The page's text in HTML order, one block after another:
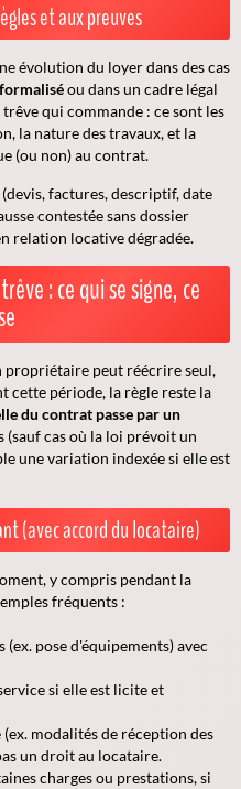
et aux preuves
évolution du loyer dans des cas
ou dans un cadre légal
qui commande : ce sont les
la nature des travaux, et la
(ou non) au contrat.
factures, descriptif, date
contestée sans dossier
relation locative dégradée.
: ce qui se signe, ce
propriétaire peut réécrire seul,
cette période, la règle reste la
du contrat passe par un
(sauf cas où la loi prévoit un
une variation indexée si elle est
(avec accord du locataire)
y compris pendant la
fréquents :
pose d'équipements) avec
si elle est licite et
modalités de réception des
un droit au locataire.
charges ou prestations, si